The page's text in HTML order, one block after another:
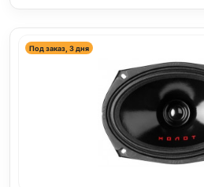
Под заказ, 3 дня